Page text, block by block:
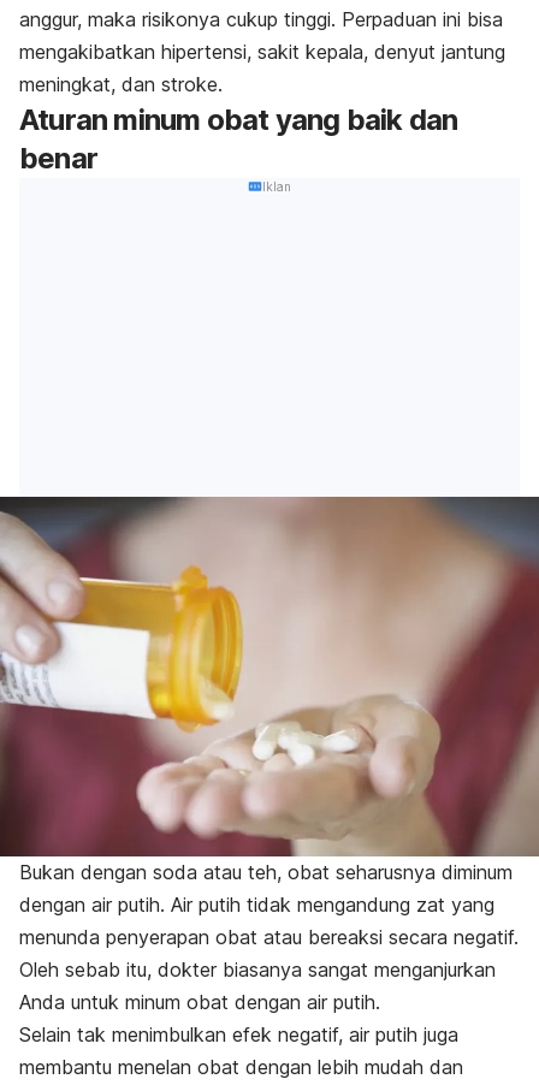
anggur, maka risikonya cukup tinggi. Perpaduan ini bisa
mengakibatkan hipertensi, sakit kepala, denyut jantung
meningkat, dan stroke.
Aturan minum obat yang baik dan
benar
Iklan
Bukan dengan soda atau teh, obat seharusnya diminum
dengan air putih. Air putih tidak mengandung zat yang
menunda penyerapan obat atau bereaksi secara negatif.
Oleh sebab itu, dokter biasanya sangat menganjurkan
Anda untuk minum obat dengan air putih.
Selain tak menimbulkan efek negatif, air putih juga
membantu menelan obat dengan lebih mudah dan